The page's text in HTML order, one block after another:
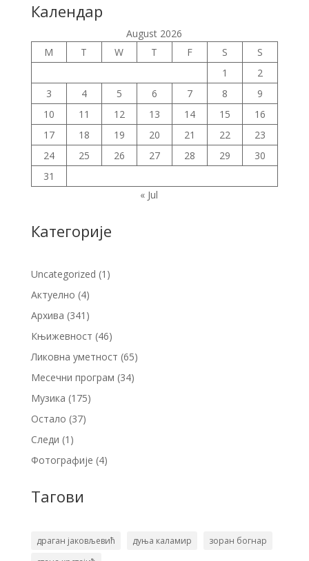
Календар
August 2026
M
T W T F S
S
1
2
3
4 5 6 7 8
9
10
11 12 13 14 15
16
17
18 19 20 21 22
23
24
25 26 27 28 29
30
31
« Jul
Категорије
Uncategorized (1)
Актуелно (4)
Архива (341)
Књижевност (46)
Ликовна уметност (65)
Месечни програм (34)
Музика (175)
Остало (37)
Следи (1)
Фотографије (4)
Тагови
драган јаковљевић дуња каламир
зоран богнар